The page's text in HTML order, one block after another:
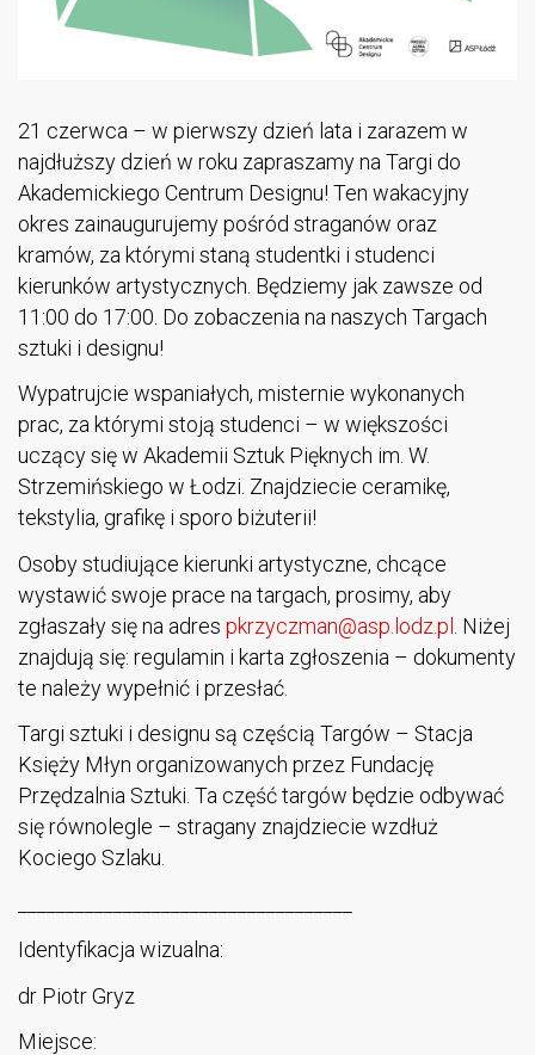
21 czerwca – w pierwszy dzień lata i zarazem w
najdłuższy dzień w roku zapraszamy na Targi do
Akademickiego Centrum Designu! Ten wakacyjny
okres zainaugurujemy pośród straganów oraz
kramów, za którymi staną studentki i studenci
kierunków artystycznych. Będziemy jak zawsze od
11:00 do 17:00. Do zobaczenia na naszych Targach
sztuki i designu!
Wypatrujcie wspaniałych, misternie wykonanych
prac, za którymi stoją studenci – w większości
uczący się w Akademii Sztuk Pięknych im. W.
Strzemińskiego w Łodzi. Znajdziecie ceramikę,
tekstylia, grafikę i sporo biżuterii!
Osoby studiujące kierunki artystyczne, chcące
wystawić swoje prace na targach, prosimy, aby
zgłaszały się na adres pkrzyczman@asp.lodz.pl . Niżej
znajdują się: regulamin i karta zgłoszenia – dokumenty
te należy wypełnić i przesłać.
Targi sztuki i designu są częścią Targów – Stacja
Księży Młyn organizowanych przez Fundację
Przędzalnia Sztuki. Ta część targów będzie odbywać
się równolegle – stragany znajdziecie wzdłuż
Kociego Szlaku.
Identyfikacja wizualna:
dr Piotr Gryz
Miejsce: